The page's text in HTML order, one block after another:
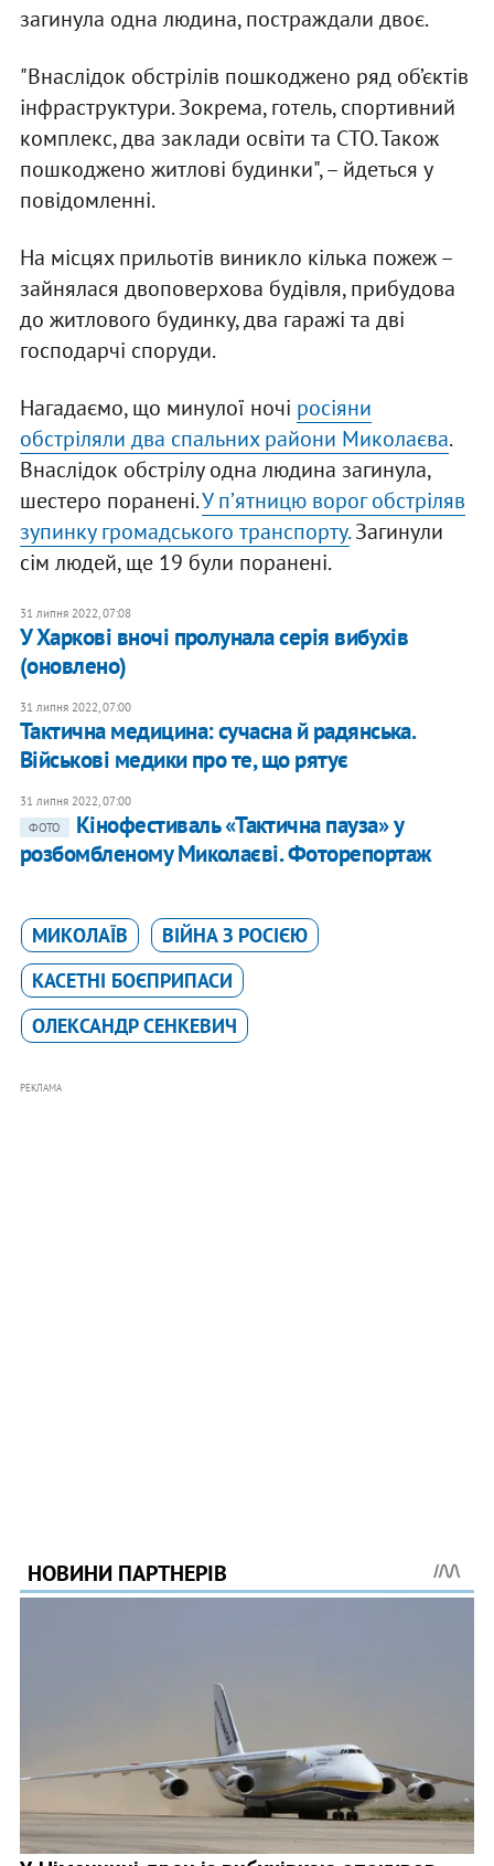
загинула одна людина, постраждали двоє.
"Внаслідок обстрілів пошкоджено ряд об’єктів
інфраструктури. Зокрема, готель, спортивний
комплекс, два заклади освіти та СТО. Також
пошкоджено житлові будинки", – йдеться у
повідомленні.
На місцях прильотів виникло кілька пожеж –
зайнялася двоповерхова будівля, прибудова
до житлового будинку, два гаражі та дві
господарчі споруди.
Нагадаємо, що минулої ночі росіяни
обстріляли два спальних райони Миколаєва.
Внаслідок обстрілу одна людина загинула,
шестеро поранені.У пʼятницю ворог обстріляв
зупинку громадського транспорту.Загинули
сім людей, ще 19 були поранені.
31 липня 2022, 07:08
У Харкові вночі пролунала серія вибухів
(оновлено)
31 липня 2022, 07:00
Тактична медицина: сучасна й радянська.
Військові медики про те, що рятує
31 липня 2022, 07:00
ФОТО
Кінофестиваль «Тактична пауза» у
розбомбленому Миколаєві. Фоторепортаж
МИКОЛАЇВ
ВІЙНА З РОСІЄЮ
КАСЕТНІ БОЄПРИПАСИ
ОЛЕКСАНДР СЕНКЕВИЧ
РЕКЛАМА